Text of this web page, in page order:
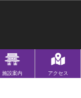
施設案内 アクセス